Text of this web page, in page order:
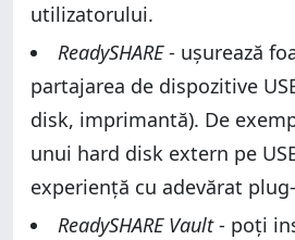
utilizatorului.
ReadySHARE- ușurează
partajarea de dispozitive
disk, imprimantă). De
unui hard disk extern pe
experiență cu adevărat
ReadySHARE Vault- poți